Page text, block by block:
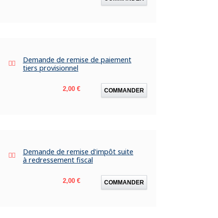
Demande de remise de paiement
tiers provisionnel
Prix
2,00 € COMMANDER
Demande de remise d'impôt suite
à redressement fiscal
Prix
2,00 € COMMANDER